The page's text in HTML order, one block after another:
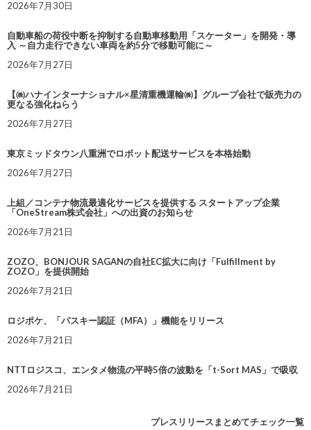
2026年7月30日
自動車船の荷役中断を抑制する自動車移動用「スケーター」を開発・導
入 ～自力走行できない車両を約5分で移動可能に～
2026年7月27日
【㈱ハナインターナショナル×星清重機運輸㈱】グループ会社で販売力の
更なる強化ねらう
2026年7月27日
東京ミッドタウン八重洲でロボット配送サービスを本格始動
2026年7月27日
上組／コンテナ物流最適化サービスを提供する スタートアップ企業
「OneStream株式会社」への出資のお知らせ
2026年7月21日
ZOZO、BONJOUR SAGANの自社EC拡大に向け「Fulfillment by
ZOZO」を提供開始
2026年7月21日
ロジポケ、「パスキー認証（MFA）」機能をリリース
2026年7月21日
NTTロジスコ、エンタメ物流の平時5倍の波動を「t-Sort MAS」で吸収
2026年7月21日
プレスリリースまとめてチェック一覧